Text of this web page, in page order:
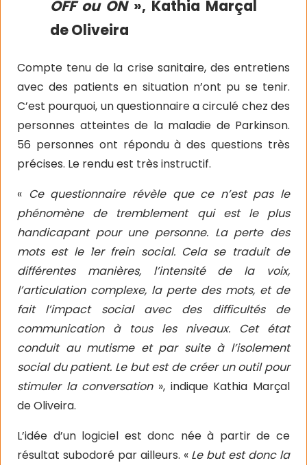
OFF ou ON», Kathia Marçal
de Oliveira
Compte tenu de la crise sanitaire, des entretiens
avec des patients en situation n’ont pu se tenir.
C’est pourquoi, un questionnaire a circulé chez des
personnes atteintes de la maladie de Parkinson.
56 personnes ont répondu à des questions très
précises. Le rendu est très instructif.
« Ce questionnaire révèle que ce n’est pas le
phénomène de tremblement qui est le plus
handicapant pour une personne. La perte des
mots est le 1er frein social. Cela se traduit de
différentes manières, l’intensité de la voix,
l’articulation complexe, la perte des mots, et de
fait l’impact social avec des difficultés de
communication à tous les niveaux. Cet état
conduit au mutisme et par suite à l’isolement
social du patient. Le but est de créer un outil pour
stimuler la conversation », indique Kathia Marçal
de Oliveira.
L’idée d’un logiciel est donc née à partir de ce
résultat subodoré par ailleurs. « Le but est donc la